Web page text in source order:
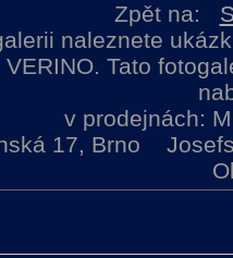
Zpět na:
naleznete
VERINO. Tato
v prodejnách:
17, Brno